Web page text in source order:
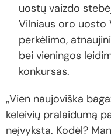
uostų vaizdo
Vilniaus oro uosto
perkėlimo,
bei vieningos
konkursas.
„Vien naujoviška
keleivių pralaidumą
neįvyksta. Kodėl?